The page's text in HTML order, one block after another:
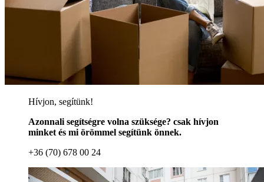
Hívjon, segítünk!
Azonnali segítségre volna szüksége? csak hívjon
minket és mi örömmel segítünk önnek.
+36 (70) 678 00 24